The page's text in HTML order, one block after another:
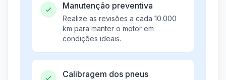
Manutenção preventiva
Realize as revisões a cada 10.000
km para manter o motor em
condições ideais.
Calibragem dos pneus